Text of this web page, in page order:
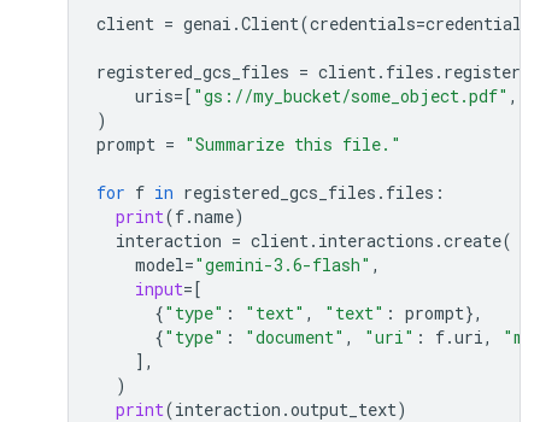
client = genai .Client(credentials=credentials
registered_gcs_files = client. files .
uris=[ "gs://my_bucket/some_object.pdf" ,
)
prompt = "Summarize this file."
for f in registered_gcs_files . files :
print(f.name)
interaction = client. interactions .create(
model="gemini-3.6-flash" ,
input=[
{"type" : "text" , "text" : prompt},
{"type" : "document" , "uri" : f.uri,
],
)
print(interaction .output_text)